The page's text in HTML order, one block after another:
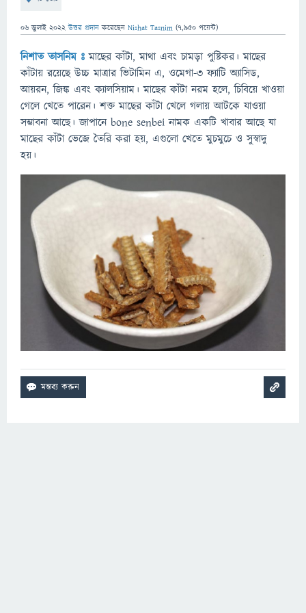
06 জুলাই 2022 উত্তর প্রদান করেছেন Nishat Tasnim (7,950 পয়েন্ট)
নিশাত তাসনিম ঃমাছের কাঁটা, মাথা এবং চামড়া পুষ্টিকর। মাছের
কাঁটায় রয়েছে উচ্চ মাত্রার ভিটামিন এ, ওমেগা-৩ ফ্যাটি অ্যাসিড,
আয়রন, জিঙ্ক এবং ক্যালসিয়াম। মাছের কাঁটা নরম হলে, চিবিয়ে খাওয়া
গেলে খেতে পারেন। শক্ত মাছের কাঁটা খেলে গলায় আটকে যাওয়া
সম্ভাবনা আছে। জাপানে bone senbei নামক একটি খাবার আছে যা
মাছের কাঁটা ভেজে তৈরি করা হয়, এগুলো খেতে মুচমুচে ও সুস্বাদু
হয়।